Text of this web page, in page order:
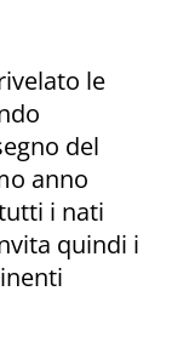
le
del
anno
i nati
quindi i